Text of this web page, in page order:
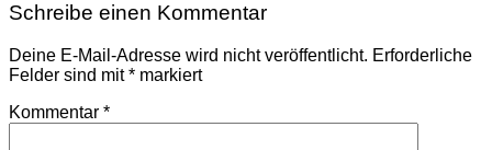
Schreibe einen Kommentar
Deine E-Mail-Adresse wird nicht veröffentlicht. Erforderliche
Felder sind mit* markiert
Kommentar *